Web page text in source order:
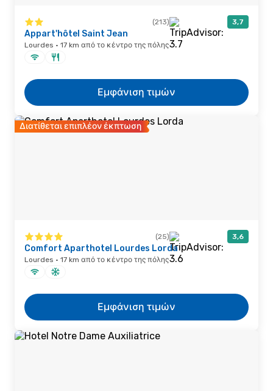
(213) 3,7
Appart'hôtel Saint Jean
Lourdes · 17 km από το κέντρο της πόλης
Εμφάνιση τιμών
Διατίθεται επιπλέον έκπτωση
(25) 3,6
Comfort Aparthotel Lourdes Lorda
Lourdes · 17 km από το κέντρο της πόλης
Εμφάνιση τιμών